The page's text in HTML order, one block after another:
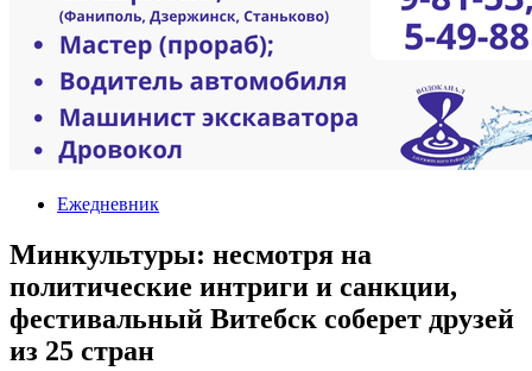
Ежедневник
Минкультуры: несмотря на
политические интриги и санкции,
фестивальный Витебск соберет друзей
из 25 стран